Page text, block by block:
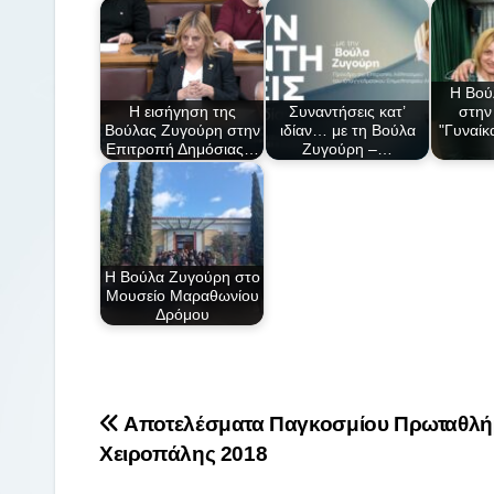
e
b
o
o
k
er
α
σ
τε
ίτ
ε
Η εισήγηση της
Βούλας Ζυγούρη στην
Επιτροπή Δημόσιας…
Συναντήσεις κατ’
ιδίαν… με τη Βούλα
Ζυγούρη –…
Η
Η Βούλα Ζυγούρη στο
Μουσείο Μαραθωνίου
Δρόμου
Πλοήγηση
άρθρων
Αποτελέσματα Παγκοσμίου
Χειροπάλης 2018